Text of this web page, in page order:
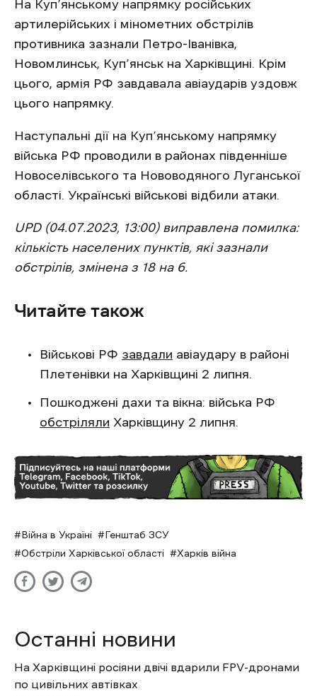
На Куп’янському напрямку російських
артилерійських і мінометних обстрілів
противника зазнали Петро-Іванівка,
Новомлинськ, Куп’янськ на Харківщині. Крім
цього, армія РФ завдавала авіаударів уздовж
цього напрямку.
Наступальні дії на Куп’янському напрямку
війська РФ проводили в районах південніше
Новоселівського та Нововодяного Луганської
області. Українські військові відбили атаки.
UPD (04.07.2023, 13:00) виправлена помилка:
кількість населених пунктів, які зазнали
обстрілів, змінена з 18 на 6.
Читайте також
Військові РФ завдали авіаудару в районі
Плетенівки на Харківщині 2 липня.
Пошкоджені дахи та вікна: війська РФ
обстріляли Харківщину 2 липня.
Війна в Україні
Генштаб ЗСУ
Обстріли Харківської області
Харків війна
Останні новини
На Харківщині росіяни двічі вдарили FPV-дронами
по цивільних автівках